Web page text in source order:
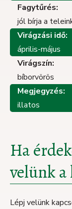
Fagytűrés:
jól bírja a
Virágzási idő:
április-május
Virágszín:
bíborvörös
Megjegyzés:
illatos
Ha
velünk
Lépj velünk